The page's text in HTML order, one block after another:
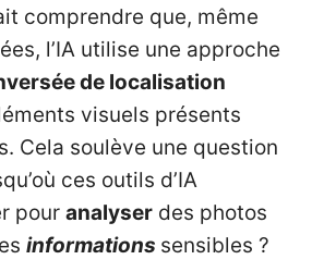
comprendre que, même
l’IA utilise une approche
de localisation
visuels présents
Cela soulève une question
ces outils d’IA
pour analyser des photos
informations sensibles ?